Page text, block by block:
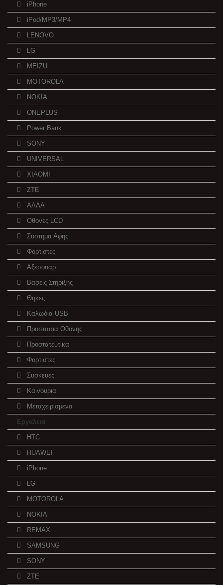
iPhone
iPod/MP3/MP4
LENOVO
LG
MEIZU
MOTOROLA
NOKIA
ONEPLUS
Power Bank
SONY
UNIVERSAL
XIAOMI
ZTE
ΑΛΛΑ
Οθονες LCD
Συστημα Αφης
Φορτιστες
Αξεσουαρ
Βασεις Στηριξης
Θηκες
Καλωδια USB
Προστασια Οθονης
Προστατευτικα
Φορτιστες
Συσκευες
Καινουρια
Μεταχειρισμενα
Εργαλεια
HTC
HUAWEI
iPhone
LG
MOTOROLA
NOKIA
REMAX
SAMSUNG
SONY
ZTE